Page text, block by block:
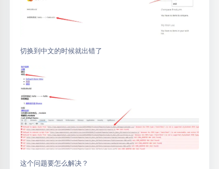
切换到中文的时候就出错了
这个问题要怎么解决？